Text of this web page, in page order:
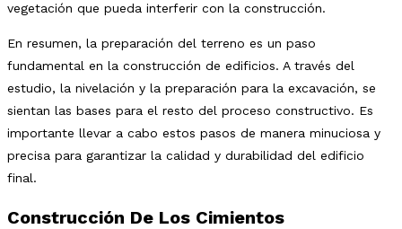
vegetación que pueda interferir con la construcción.
En resumen, la preparación del terreno es un paso
fundamental en la construcción de edificios. A través del
estudio, la nivelación y la preparación para la excavación, se
sientan las bases para el resto del proceso constructivo. Es
importante llevar a cabo estos pasos de manera minuciosa y
precisa para garantizar la calidad y durabilidad del edificio
final.
Construcción De Los Cimientos